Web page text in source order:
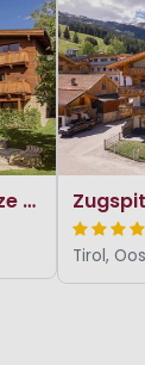
Bergresort Zugspitze Ehrwald
Tirol,